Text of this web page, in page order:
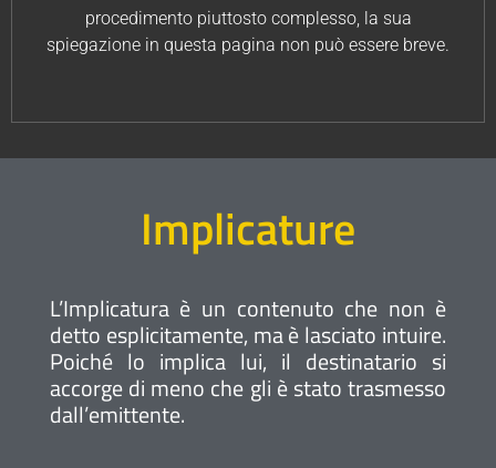
procedimento piuttosto complesso, la sua
spiegazione in questa pagina non può essere breve.
Implicature
L’Implicatura è un contenuto che non è
detto esplicitamente, ma è lasciato intuire.
Poiché lo implica lui, il destinatario si
accorge di meno che gli è stato trasmesso
dall’emittente.